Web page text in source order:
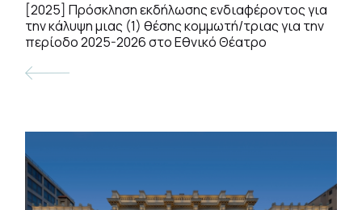
[2025] Πρόσκληση εκδήλωσης ενδιαφέροντος για
την κάλυψη μιας (1) θέσης κομμωτή/τριας για την
περίοδο 2025-2026 στο Εθνικό Θέατρο